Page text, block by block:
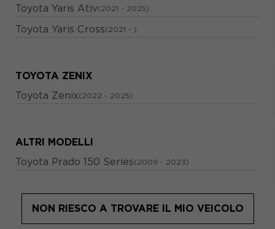
Toyota Yaris Ativ(2021 - 2025)
Toyota Yaris Cross(2021 - )
TOYOTA ZENIX
Toyota Zenix(2022 - 2025)
ALTRI MODELLI
Toyota Prado 150 Series(2009 - 2023)
NON RIESCO A TROVARE IL MIO VEICOLO